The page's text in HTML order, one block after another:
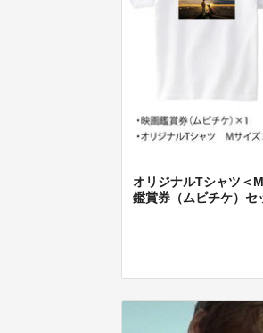
オリジナルTシャツ＜
鑑賞券（ムビチケ）セ